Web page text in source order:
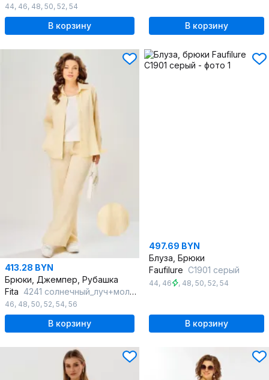
44, 46, 48, 50, 52, 54
В корзину В корзину
413.28 BYN
Брюки, Джемпер, Рубашка
Fita 4241 солнечный_луч+молочный
46, 48, 50, 52, 54, 56
В корзину
497.69 BYN
Блуза, Брюки
Faufilure C1901 серый
44, 46 , 48, 50, 52, 54
В корзину